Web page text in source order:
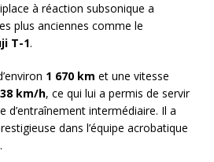
à réaction subsonique a
plus anciennes comme le
T-1.
1 670 km et une vitesse
km/h, ce qui lui a permis de servir
d’entraînement intermédiaire. Il a
dans l’équipe acrobatique
.